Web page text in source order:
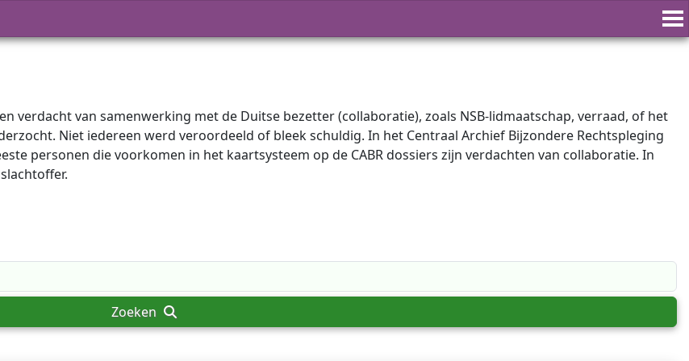
verdacht van samenwerking met de Duitse bezetter (collaboratie), zoals NSB-lidmaatschap, verraad, of het
Niet iedereen werd veroordeeld of bleek schuldig. In het Centraal Archief Bijzondere Rechtspleging
personen die voorkomen in het kaartsysteem op de CABR dossiers zijn verdachten van collaboratie. In
Zoeken